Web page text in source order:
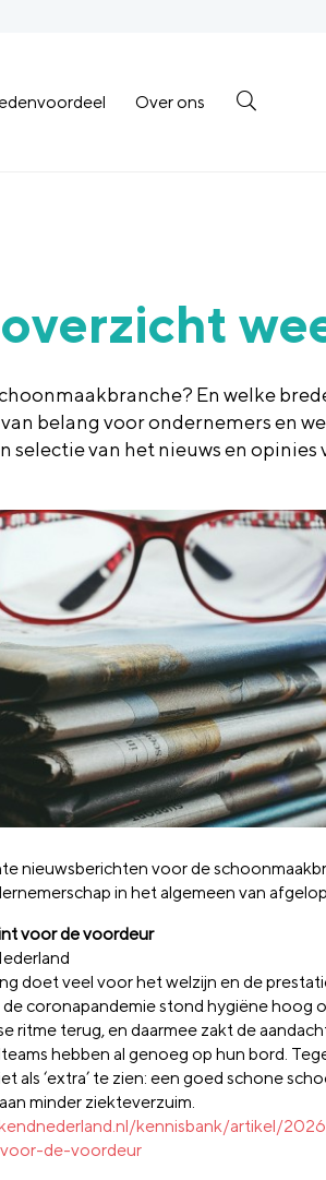
Over ons
En welke
belang voor ondernemers en
selectie van het nieuws en opinies
nieuwsberichten voor de
in het algemeen van
voor de voordeur
doet veel voor het welzijn en de
coronapandemie stond hygiëne hoog
ritme terug, en daarmee zakt de
hebben al genoeg op hun bord.
als ‘extra’ te zien: een goed schone
minder ziekteverzuim.
kennisbank/artikel/
de-voordeur